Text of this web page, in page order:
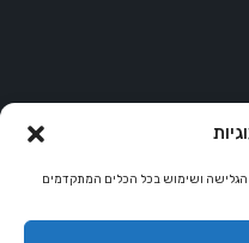
הגלישה ושימוש בכל הכלים המתקדמים